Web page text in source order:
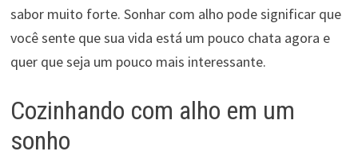
sabor muito forte. Sonhar com alho pode significar que
você sente que sua vida está um pouco chata agora e
quer que seja um pouco mais interessante.
Cozinhando com alho em um
sonho